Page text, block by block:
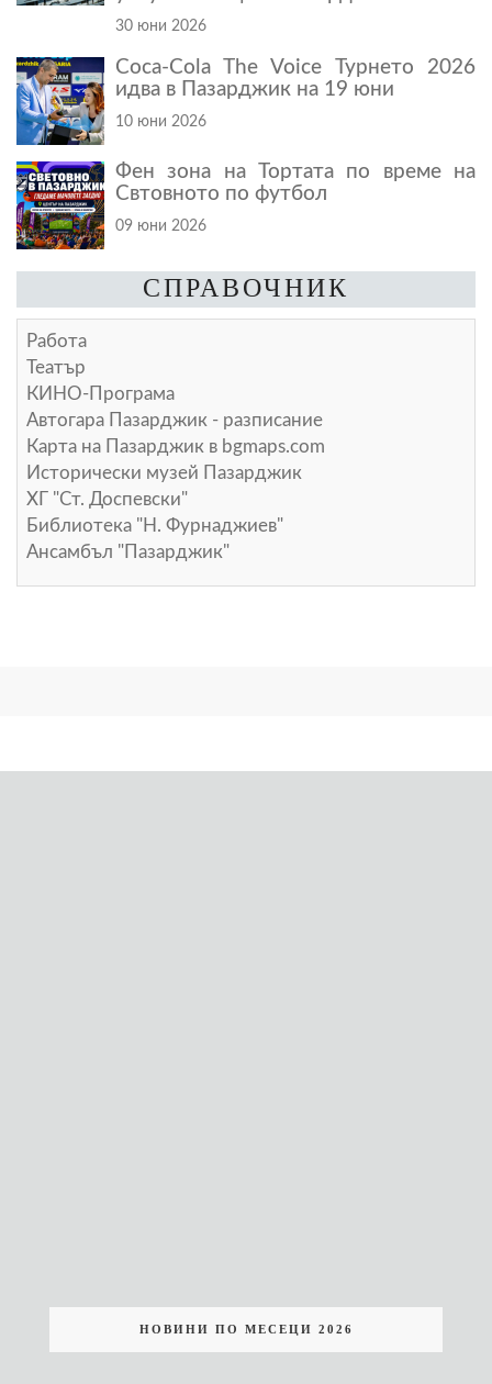
30 юни 2026
Coca-Cola The Voice Турнето 2026
идва в Пазарджик на 19 юни
10 юни 2026
Фен зона на Тортата по време на
Свтовното по футбол
09 юни 2026
СПРАВОЧНИК
Работа
Театър
КИНО-Програма
Автогара Пазарджик - разписание
Карта на Пазарджик в bgmaps.com
Исторически музей Пазарджик
ХГ "Ст. Доспевски"
Библиотека "Н. Фурнаджиев"
Ансамбъл "Пазарджик"
НОВИНИ ПО МЕСЕЦИ 2026